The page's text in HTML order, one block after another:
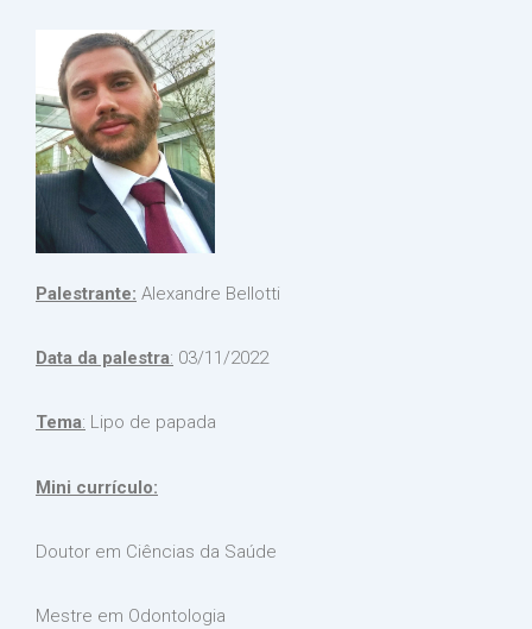
Palestrante: Alexandre Bellotti
Data da palestra: 03/11/2022
Tema: Lipo de papada
Mini currículo:
Doutor em Ciências da Saúde
Mestre em Odontologia